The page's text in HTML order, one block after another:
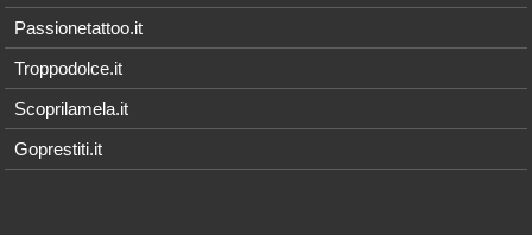
Passionetattoo.it
Troppodolce.it
Scoprilamela.it
Goprestiti.it